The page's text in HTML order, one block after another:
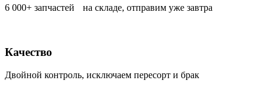
6 000+ запчастей на складе, отправим уже завтра
Качество
Двойной контроль, исключаем пересорт и брак